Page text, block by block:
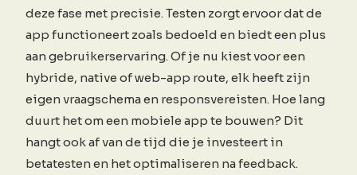
deze fase met precisie. Testen zorgt ervoor dat de
app functioneert zoals bedoeld en biedt een plus
aan gebruikerservaring. Of je nu kiest voor een
hybride, native of web-app route, elk heeft zijn
eigen vraagschema en responsvereisten. Hoe lang
duurt het om een mobiele app te bouwen? Dit
hangt ook af van de tijd die je investeert in
betatesten en het optimaliseren na feedback.